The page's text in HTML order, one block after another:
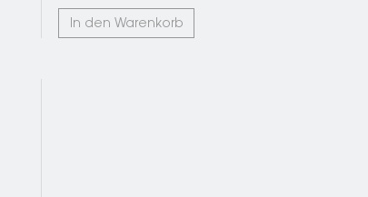
In den Warenkorb